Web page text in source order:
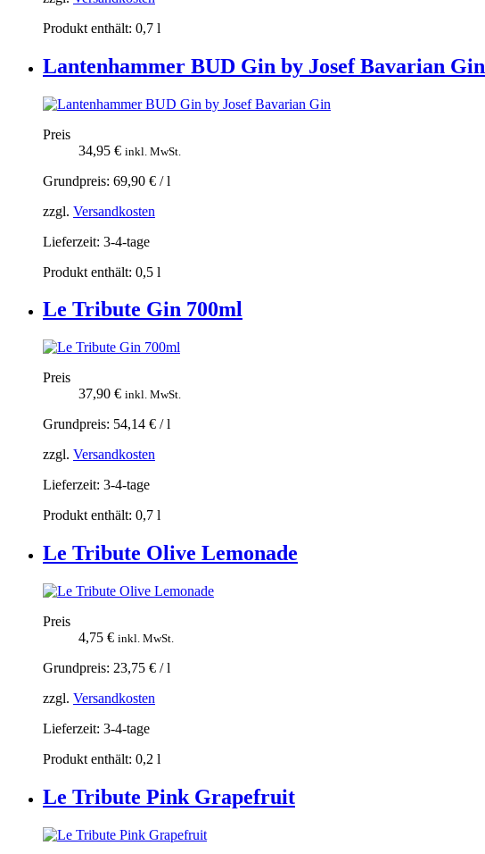
Produkt enthält: 0,7 l
Lantenhammer BUD Gin by Josef Bavarian Gin
Preis
34,95 € inkl. MwSt.
Grundpreis: 69,90 € /l
zzgl. Versandkosten
Lieferzeit: 3-4-tage
Produkt enthält: 0,5 l
Le Tribute Gin 700ml
Preis
37,90 € inkl. MwSt.
Grundpreis: 54,14 € /l
zzgl. Versandkosten
Lieferzeit: 3-4-tage
Produkt enthält: 0,7 l
Le Tribute Olive Lemonade
Preis
4,75 € inkl. MwSt.
Grundpreis: 23,75 € /l
zzgl. Versandkosten
Lieferzeit: 3-4-tage
Produkt enthält: 0,2 l
Le Tribute Pink Grapefruit